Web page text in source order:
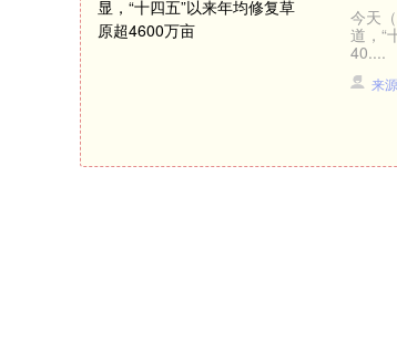
今天
道，“
40....
来